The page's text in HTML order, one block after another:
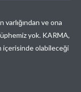
varlığından ve ona
yok. KARMA,
içerisinde olabileceği